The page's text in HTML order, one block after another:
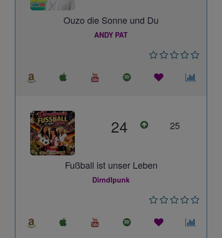
Ouzo die Sonne und Du
ANDY PAT
24 25
Fußball ist unser Leben
Dirndlpunk